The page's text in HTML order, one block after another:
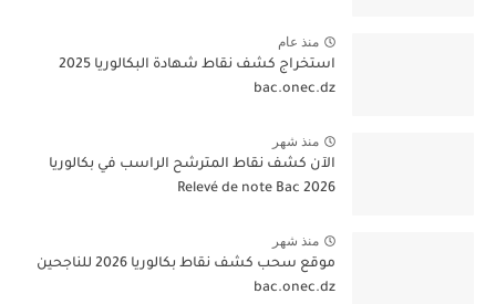
منذ عام
استخراج كشف نقاط شهادة البكالوريا 2025
bac.onec.dz
منذ شهر
الآن كشف نقاط المترشح الراسب في بكالوريا
2026 Relevé de note Bac
منذ شهر
موقع سحب كشف نقاط بكالوريا 2026 للناجحين
bac.onec.dz